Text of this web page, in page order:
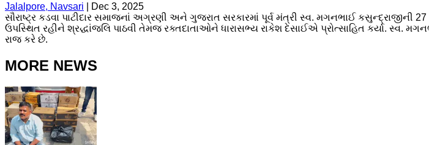
Jalalpore, Navsari
Dec 3, 2025
સૌરાષ્ટ્ર કડવા પાટીદાર સમાજનાં અગ્રણી અને ગુજરાત સરકારમાં પૂર્વ મંત્રી સ્વ. મગનભાઈ કસુન્દ્રાજીની
ઉપસ્થિત રહીને શ્રદ્ધાંજલિ પાઠવી તેમજ રક્તદાતાઓને ધારાસભ્ય રાકેશ દેસાઈએ પ્રોત્સાહિત કર્યા. સ્વ.
રાજ કરે છે.
MORE NEWS